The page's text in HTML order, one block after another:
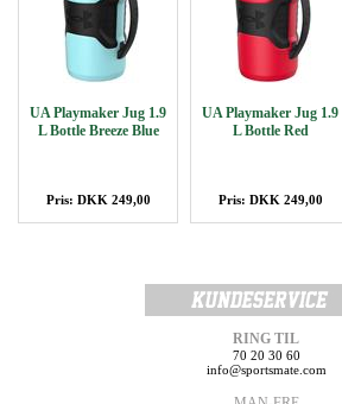
UA Playmaker Jug 1.9
L Bottle Breeze Blue
Pris: DKK 249,00
UA Playmaker Jug 1.9
L Bottle Red
Pris: DKK 249,00
RING TIL
70 20 30 60
info@sportsmate.com